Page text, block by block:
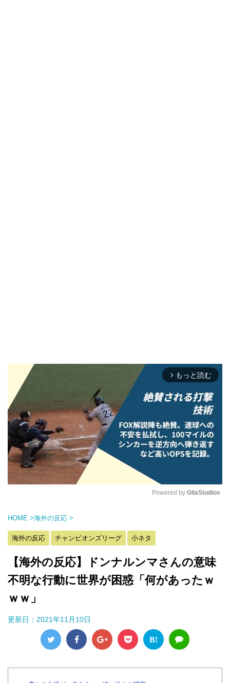
arrow_forward_ios もっと読む
Powered by GliaStudios
HOME >海外の反応 >
海外の反応 チャンピオンズリーグ 小ネタ
【海外の反応】ドンナルンマさんの意味
不明な行動に世界が困惑「何があったｗ
ｗｗ」
更新日： 2021年11月10日
B!